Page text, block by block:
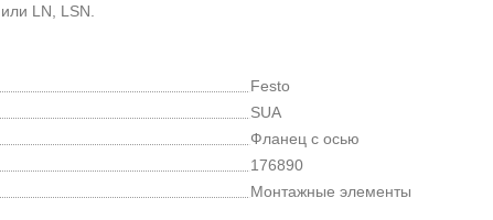
LN, LSN.
Festo
SUA
Фланец с осью
176890
Монтажные элементы